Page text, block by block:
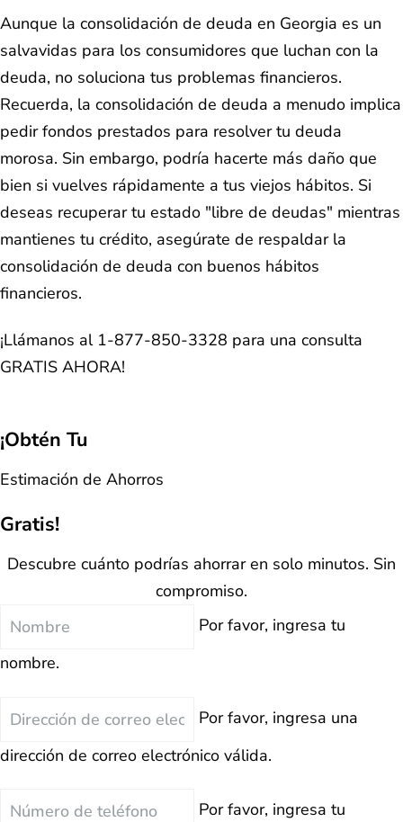
Aunque la consolidación de deuda en Georgia es un
salvavidas para los consumidores que luchan con la
deuda, no soluciona tus problemas financieros.
Recuerda, la consolidación de deuda a menudo implica
pedir fondos prestados para resolver tu deuda
morosa. Sin embargo, podría hacerte más daño que
bien si vuelves rápidamente a tus viejos hábitos. Si
deseas recuperar tu estado "libre de deudas" mientras
mantienes tu crédito, asegúrate de respaldar la
consolidación de deuda con buenos hábitos
financieros.
¡Llámanos al 1-877-850-3328 para una consulta
GRATIS AHORA!
¡Obtén Tu
Estimación de Ahorros
Gratis!
Descubre cuánto podrías ahorrar en solo minutos. Sin
compromiso.
Nombre
Por favor, ingresa tu
nombre.
Correo
Por favor, ingresa una
dirección de correo electrónico válida.
Teléfono
Por favor, ingresa tu